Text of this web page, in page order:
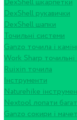
DexShell шкарпетки
DexShell рукавички
DexShell шапки
Точильні системи
Ganzo точила і
Work Sharp
Ruixin точила
Інструменти
Naturehike
Nextool лопати
Ganzo сокири і